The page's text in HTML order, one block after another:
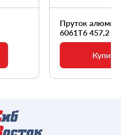
Пруток
6061Т6 457,2
Купить